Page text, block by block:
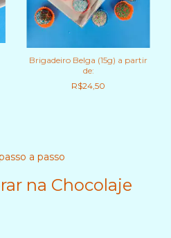
Brigadeiro Belga (15g) a partir
de:
R$24,50
a passo
na Chocolaje